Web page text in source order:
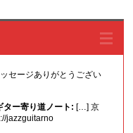
セージありがとうござい
ー寄り道ノート: […] 京
jazzguitarno